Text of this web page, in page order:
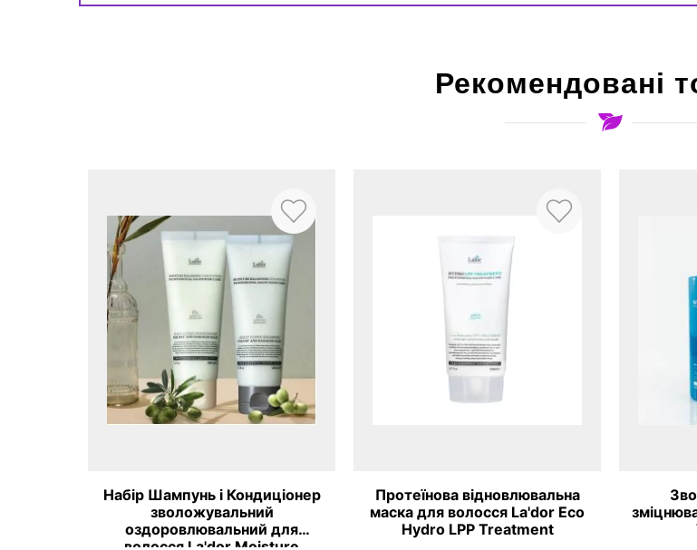
Рекомендовані
Набір Шампунь і Кондиціонер
зволожувальний
оздоровлювальний для
волосся La'dor Moisture
Протеїнова відновлювальна
маска для волосся La'dor Eco
Hydro LPP Treatment